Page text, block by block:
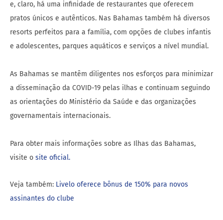
e, claro, há uma infinidade de restaurantes que oferecem
pratos únicos e autênticos. Nas Bahamas também há diversos
resorts perfeitos para a família, com opções de clubes infantis
e adolescentes, parques aquáticos e serviços a nível mundial.
As Bahamas se mantêm diligentes nos esforços para minimizar
a disseminação da COVID-19 pelas ilhas e continuam seguindo
as orientações do Ministério da Saúde e das organizações
governamentais internacionais.
Para obter mais informações sobre as Ilhas das Bahamas,
visite o site oficial.
Veja também: Livelo oferece bônus de 150% para novos
assinantes do clube